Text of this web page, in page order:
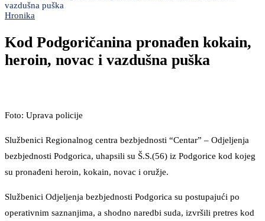
vazdušna puška
Hronika
Kod Podgoričanina pronađen kokain,
heroin, novac i vazdušna puška
Foto: Uprava policije
Službenici Regionalnog centra bezbjednosti “Centar” – Odjeljenja
bezbjednosti Podgorica, uhapsili su Š.S.(56) iz Podgorice kod kojeg
su pronađeni heroin, kokain, novac i oružje.
Službenici Odjeljenja bezbjednosti Podgorica su postupajući po
operativnim saznanjima, a shodno naredbi suda, izvršili pretres kod